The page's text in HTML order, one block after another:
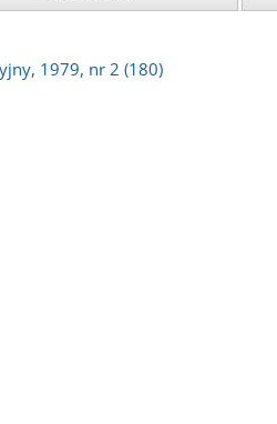
1979, nr 2 (180)